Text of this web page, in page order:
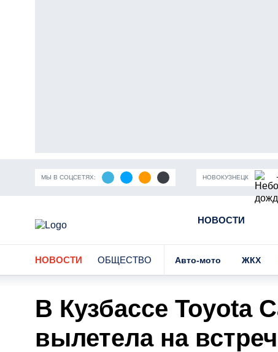
МЫ В СОЦСЕТЯХ: НОВОКУЗНЕЦК
НОВОСТИ
Кузбасса Пандемия коронавирусной инфекции
НОВОСТИ ОБЩЕСТВО Авто-мото ЖКХ
В Кузбассе Toyota
вылетела на